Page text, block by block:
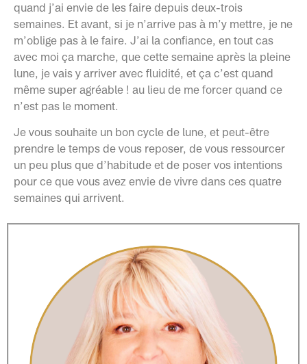
quand j’ai envie de les faire depuis deux-trois
semaines. Et avant, si je n’arrive pas à m’y mettre, je ne
m’oblige pas à le faire. J’ai la confiance, en tout cas
avec moi ça marche, que cette semaine après la pleine
lune, je vais y arriver avec fluidité, et ça c’est quand
même super agréable ! au lieu de me forcer quand ce
n’est pas le moment.
Je vous souhaite un bon cycle de lune, et peut-être
prendre le temps de vous reposer, de vous ressourcer
un peu plus que d’habitude et de poser vos intentions
pour ce que vous avez envie de vivre dans ces quatre
semaines qui arrivent.